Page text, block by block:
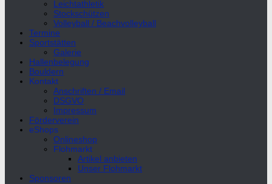
Leichtathletik
Stockschützen
Volleyball / Beachvolleyball
Termine
Sportstätten
Galerie
Hallenbelegung
Bouldern
Kontakt
Anschriften / Email
DSGVO
Impressum
Förderverein
eShops
Onlineshop
Flohmarkt
Artikel anbieten
Unser Flohmarkt
Sponsoren